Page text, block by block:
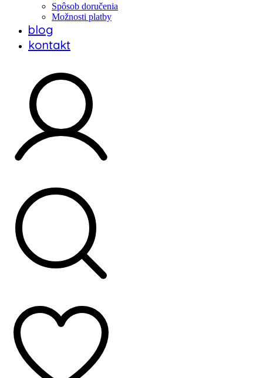
Spôsob doručenia
Možnosti platby
blog
kontakt